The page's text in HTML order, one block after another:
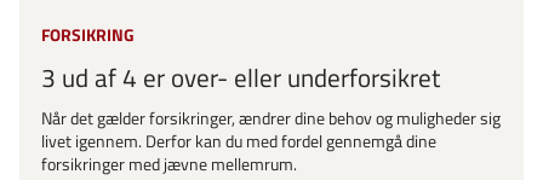
FORSIKRING
3 ud af 4 er over- eller underforsikret
Når det gælder forsikringer, ændrer dine behov og muligheder sig
livet igennem. Derfor kan du med fordel gennemgå dine
forsikringer med jævne mellemrum.